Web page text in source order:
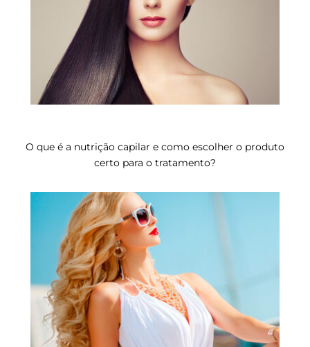
O que é a nutrição capilar e como escolher o produto
certo para o tratamento?